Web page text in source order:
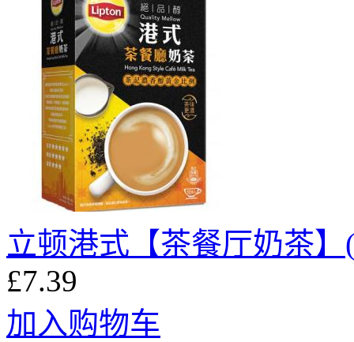
立顿港式【茶餐厅奶茶】
£7.39
加入购物车